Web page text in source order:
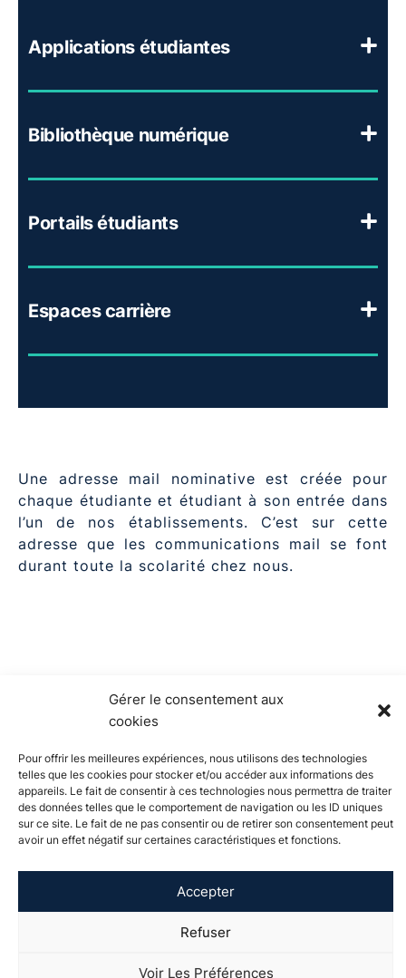
Gérer le consentement aux
cookies
Pour offrir les meilleures expériences, nous utilisons des technologies
telles que les cookies pour stocker et/ou accéder aux informations des
appareils. Le fait de consentir à ces technologies nous permettra de traiter
des données telles que le comportement de navigation ou les ID uniques
sur ce site. Le fait de ne pas consentir ou de retirer son consentement peut
avoir un effet négatif sur certaines caractéristiques et fonctions.
Accepter
Refuser
Voir Les Préférences
Applications étudiantes
Bibliothèque numérique
Portails étudiants
Espaces carrière
Une adresse mail nominative est créée pour
chaque étudiante et étudiant à son entrée dans
l’un de nos établissements. C’est sur cette
adresse que les communications mail se font
durant toute la scolarité chez nous.
À propos de Actualités Événements
Catalogue de